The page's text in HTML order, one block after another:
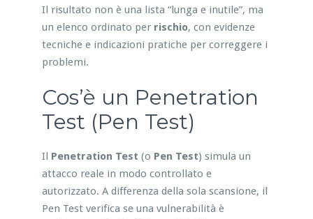
Il risultato non è una lista “lunga e inutile”, ma
un elenco ordinato per rischio, con evidenze
tecniche e indicazioni pratiche per correggere i
problemi.
Cos’è un Penetration
Test (Pen Test)
Il Penetration Test (o Pen Test) simula un
attacco reale in modo controllato e
autorizzato. A differenza della sola scansione, il
Pen Test verifica se una vulnerabilità è